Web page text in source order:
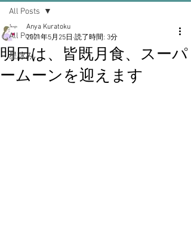
All Posts
星詠み
All Posts
明日は、皆既月食、スーパ
ームーンを迎えます
Anya Kuratoku
2021年5月25日 読了時間: 3分